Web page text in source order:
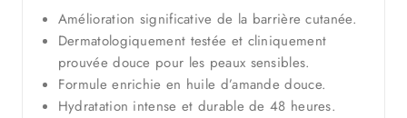
Amélioration significative de la barrière cutanée.
Dermatologiquement testée et cliniquement
prouvée douce pour les peaux sensibles.
Formule enrichie en huile d’amande douce.
Hydratation intense et durable de 48 heures.